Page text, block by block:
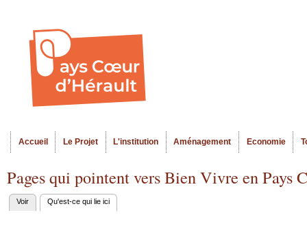
Menu principal
Accueil Le Projet L'institution Aménagement Economie
Pages qui pointent vers Bien Vivre en Pays
Onglets
Voir Qu'est-ce qui lie ici